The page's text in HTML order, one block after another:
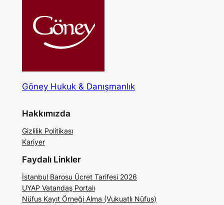
Göney Hukuk & Danışmanlık
Hakkımızda
Gizlilik Politikası
Kariyer
Faydalı Linkler
İstanbul Barosu Ücret Tarifesi 2026
UYAP Vatandaş Portalı
Nüfus Kayıt Örneği Alma (Vukuatlı Nüfus)